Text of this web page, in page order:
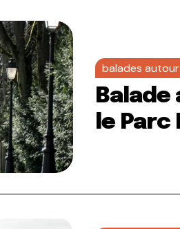
balades
Balade
le Parc